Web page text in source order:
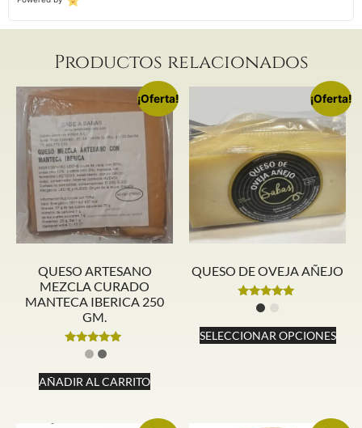
Productos relacionados
¡Oferta!
QUESO ARTESANO
MEZCLA CURADO
MANTECA IBERICA 250
GM.
Valorado
5.00
de 5
AÑADIR AL CARRITO
¡Oferta!
QUESO DE OVEJA AÑEJO
Valorado
4.84
de 5
SELECCIONAR OPCIONES